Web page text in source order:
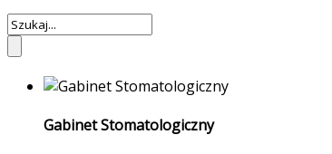
Gabinet Stomatologiczny